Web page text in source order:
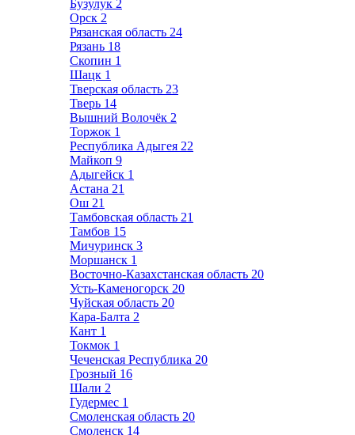
Бузулук 2
Орск 2
Рязанская область 24
Рязань 18
Скопин 1
Шацк 1
Тверская область 23
Тверь 14
Вышний Волочёк 2
Торжок 1
Республика Адыгея 22
Майкоп 9
Адыгейск 1
Астана 21
Ош 21
Тамбовская область 21
Тамбов 15
Мичуринск 3
Моршанск 1
Восточно-Казахстанская область 20
Усть-Каменогорск 20
Чуйская область 20
Кара-Балта 2
Кант 1
Токмок 1
Чеченская Республика 20
Грозный 16
Шали 2
Гудермес 1
Смоленская область 20
Смоленск 14